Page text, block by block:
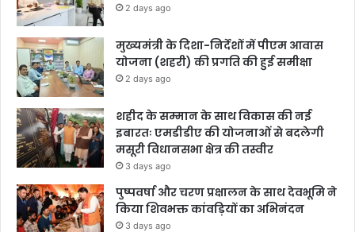
2 days ago
मुख्यमंत्री के दिशा-निर्देशों में पीएम आवास
योजना (शहरी) की प्रगति की हुई समीक्षा
2 days ago
शहीद के सम्मान के साथ विकास की नई
इबारतः एमडीडीए की योजनाओं से बदलेगी
मसूरी विधानसभा क्षेत्र की तस्वीर
3 days ago
पुष्पवर्षा और चरण प्रक्षालन के साथ देवभूमि ने
किया शिवभक्त कांवड़ियों का अभिनंदन
3 days ago